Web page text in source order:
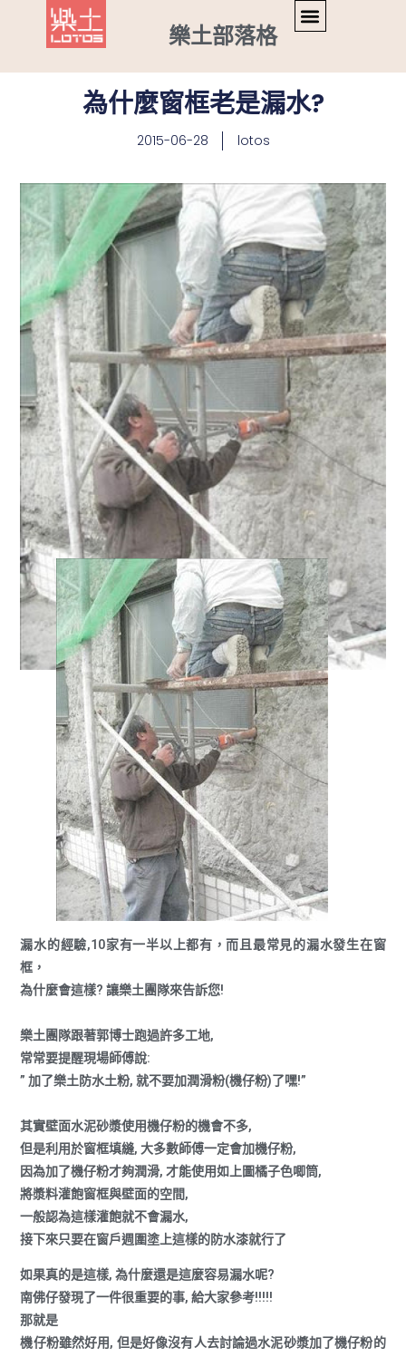
樂土部落格
為什麼窗框老是漏水?
2015-06-28 lotos
漏水的經驗,10家有一半以上都有，而且最常見的漏水發生在窗
框，
為什麼會這樣? 讓樂土團隊來告訴您!
樂土團隊跟著郭博士跑過許多工地,
常常要提醒現場師傅說:
” 加了樂土防水土粉, 就不要加潤滑粉(機仔粉)了嘿!”
其實壁面水泥砂漿使用機仔粉的機會不多,
但是利用於窗框填縫, 大多數師傅一定會加機仔粉,
因為加了機仔粉才夠潤滑, 才能使用如上圖橘子色唧筒,
將漿料灌飽窗框與壁面的空間,
一般認為這樣灌飽就不會漏水,
接下來只要在窗戶週圍塗上這樣的防水漆就行了
如果真的是這樣, 為什麼還是這麼容易漏水呢?
南佛仔發現了一件很重要的事, 給大家參考!!!!!
那就是
機仔粉雖然好用, 但是好像沒有人去討論過水泥砂漿加了機仔粉的